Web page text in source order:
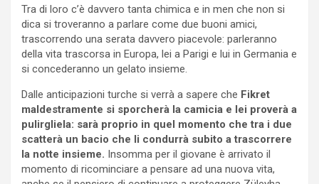
Tra di loro c’è davvero tanta chimica e in men che non si
dica si troveranno a parlare come due buoni amici,
trascorrendo una serata davvero piacevole: parleranno
della vita trascorsa in Europa, lei a Parigi e lui in Germania e
si concederanno un gelato insieme.
Dalle anticipazioni turche si verrà a sapere che Fikret
maldestramente si sporcherà la camicia e lei proverà a
pulirgliela: sarà proprio in quel momento che tra i due
scatterà un bacio che li condurrà subito a trascorrere
la notte insieme. Insomma per il giovane è arrivato il
momento di ricominciare a pensare ad una nuova vita,